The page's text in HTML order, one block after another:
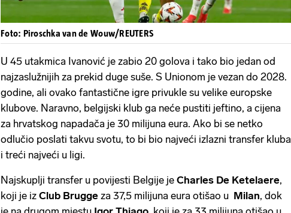
Foto: Piroschka van de Wouw/REUTERS
U 45 utakmica Ivanović je zabio 20 golova i tako bio jedan od
najzaslužnijih za prekid duge suše. S Unionom je vezan do 2028.
godine, ali ovako fantastične igre privukle su velike europske
klubove. Naravno, belgijski klub ga neće pustiti jeftino, a cijena
za hrvatskog napadača je 30 milijuna eura. Ako bi se netko
odlučio poslati takvu svotu, to bi bio najveći izlazni transfer kluba
i treći najveći u ligi.
Najskuplji transfer u povijesti Belgije je Charles De Ketelaere,
koji je iz Club Brugge za 37,5 milijuna eura otišao u Milan, dok